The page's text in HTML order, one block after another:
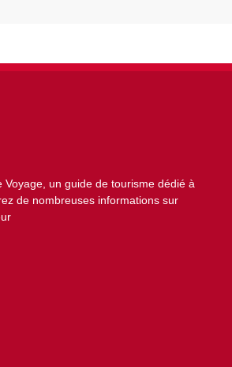
Voyage, un guide de tourisme dédié à
de nombreuses informations sur